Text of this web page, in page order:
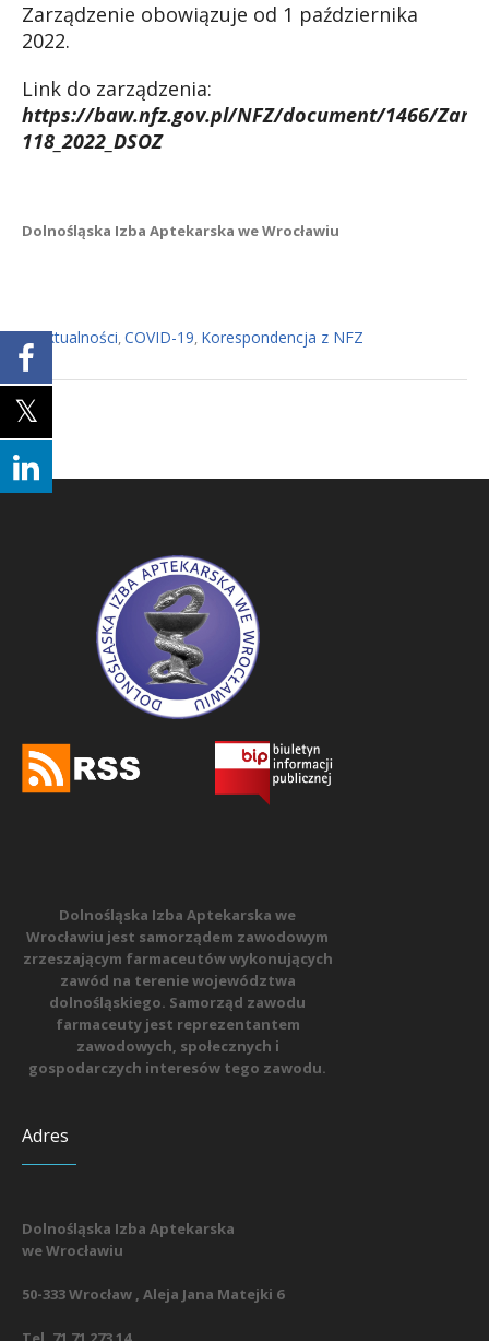
Zarządzenie obowiązuje od 1 października
2022.
Link do zarządzenia:
https://baw.nfz.gov.pl/NFZ/document/1466/
118_2022_DSOZ
Dolnośląska Izba Aptekarska we Wrocławiu
Aktualności,COVID-19, Korespondencja z NFZ
Dolnośląska Izba Aptekarska we
Wrocławiu jest samorządem zawodowym
zrzeszającym farmaceutów wykonujących
zawód na terenie województwa
dolnośląskiego. Samorząd zawodu
farmaceuty jest reprezentantem
zawodowych, społecznych i
gospodarczych interesów tego zawodu.
Adres
Dolnośląska Izba Aptekarska
we Wrocławiu
50-333 Wrocław , Aleja Jana Matejki 6